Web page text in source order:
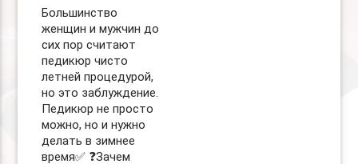
Большинство
женщин и мужчин до
сих пор считают
педикюр чисто
летней процедурой,
но это заблуждение.
Педикюр не просто
можно, но и нужно
делать в зимнее
время✅ ❓Зачем